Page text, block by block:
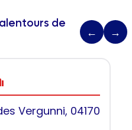
de
← →
Vergunni, 04170